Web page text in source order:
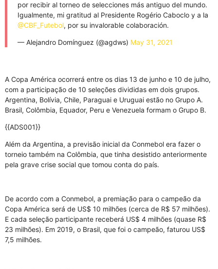
por recibir al torneo de selecciones más antiguo del mundo.
Igualmente, mi gratitud al Presidente Rogério Caboclo y a la
@CBF_Futebol, por su invalorable colaboración.
— Alejandro Domínguez (@agdws) May 31, 2021
A Copa América ocorrerá entre os dias 13 de junho e 10 de julho,
com a participação de 10 seleções divididas em dois grupos.
Argentina, Bolívia, Chile, Paraguai e Uruguai estão no Grupo A.
Brasil, Colômbia, Equador, Peru e Venezuela formam o Grupo B.
{{ADS001}}
Além da Argentina, a previsão inicial da Conmebol era fazer o
torneio também na Colômbia, que tinha desistido anteriormente
pela grave crise social que tomou conta do país.
De acordo com a Conmebol, a premiação para o campeão da
Copa América será de US$ 10 milhões (cerca de R$ 57 milhões).
E cada seleção participante receberá US$ 4 milhões (quase R$
23 milhões). Em 2019, o Brasil, que foi o campeão, faturou US$
7,5 milhões.